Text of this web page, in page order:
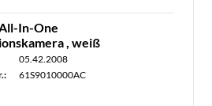
In-One
, weiß
05.42.2008
61S9010000AC